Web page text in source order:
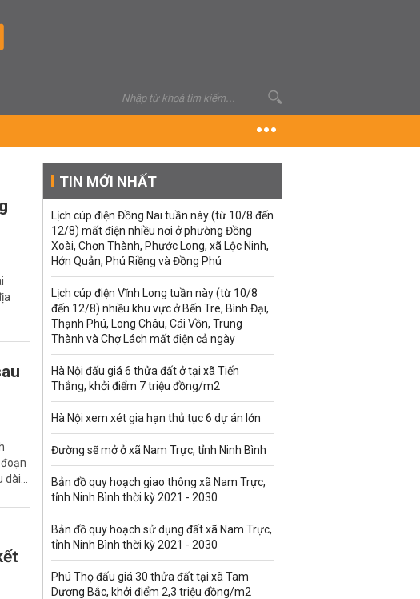
TIN MỚI NHẤT
Lịch cúp điện Đồng Nai tuần này (từ 10/8 đến
12/8) mất điện nhiều nơi ở phường Đồng
Xoài, Chơn Thành, Phước Long, xã Lộc Ninh,
Hớn Quản, Phú Riềng và Đồng Phú
Lịch cúp điện Vĩnh Long tuần này (từ 10/8
đến 12/8) nhiều khu vực ở Bến Tre, Bình Đại,
Thạnh Phú, Long Châu, Cái Vồn, Trung
Thành và Chợ Lách mất điện cả ngày
Hà Nội đấu giá 6 thửa đất ở tại xã Tiến
Thắng, khởi điểm 7 triệu đồng/m2
Hà Nội xem xét gia hạn thủ tục 6 dự án lớn
Đường sẽ mở ở xã Nam Trực, tỉnh Ninh Bình
Bản đồ quy hoạch giao thông xã Nam Trực,
tỉnh Ninh Bình thời kỳ 2021 - 2030
Bản đồ quy hoạch sử dụng đất xã Nam Trực,
tỉnh Ninh Bình thời kỳ 2021 - 2030
Phú Thọ đấu giá 30 thửa đất tại xã Tam
Dương Bắc, khởi điểm 2,3 triệu đồng/m2